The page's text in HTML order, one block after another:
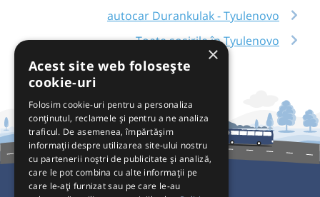
autocar Durankulak - Tyulenovo
Toate sosirile în Tyulenovo
×
Acest site web folosește
cookie-uri
Folosim cookie-uri pentru a personaliza
conținutul, reclamele și pentru a ne analiza
traficul. De asemenea, împărtășim
informații despre utilizarea site-ului nostru
cu partenerii noștri de publicitate și analiză,
care le pot combina cu alte informații pe
care le-ați furnizat sau pe care le-au